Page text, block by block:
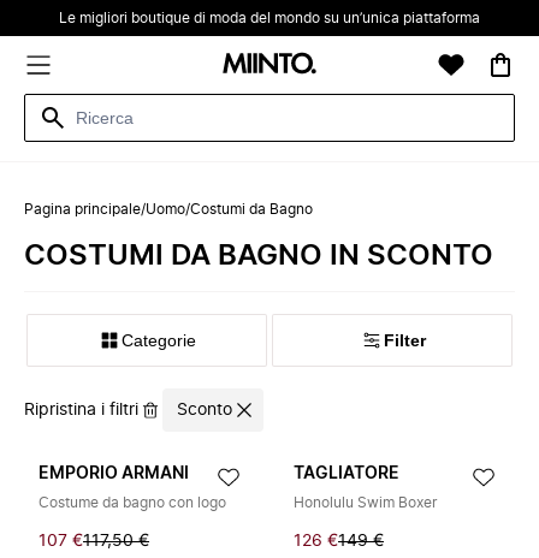
Le migliori boutique di moda del mondo su un’unica piattaforma
Pagina principale/Uomo/Costumi da Bagno
COSTUMI DA BAGNO IN SCONTO
Categorie Filter
Ripristina i filtri Sconto
EMPORIO ARMANI
Costume da bagno con logo
107 €117,50 €
TAGLIATORE
Honolulu Swim Boxer
126 €149 €